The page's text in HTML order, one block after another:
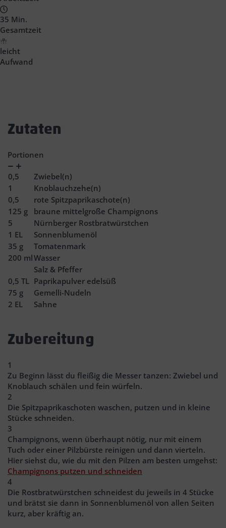
35 Min.
Gesamtzeit
leicht
Aufwand
Zutaten
Portionen
Verringern
Zunahme
0,5
Zwiebel(n)
1
Knoblauchzehe(n)
0,5
rote Spitzpaprikaschote(n)
125 g
braune mittelgroße Champignons
5
Nürnberger Rostbratwürstchen
1 EL
Sonnenblumenöl
35 g
Tomatenmark
200 mlWasser
Salz & Pfeffer
0,5 TL Paprikapulver edelsüß
75 g
Gemelli-Nudeln
2 EL Sahne
Zubereitung
1
Zu Beginn lässt du fleißig die Messer tanzen: Zwiebel und
Knoblauch schälen und fein würfeln.
2
Die Spitzpaprikaschoten waschen, putzen und in kleine
Stücke schneiden.
3
Champignons, wenn überhaupt nötig, nur mit einem
Tuch oder einer Pilzbürste reinigen und dann vierteln.
Hier siehst du, wie du mit den Pilzen am besten umgehst:
Champignons putzen und schneiden
4
Die Rostbratwürstchen schneidest du jeweils in 4 Stücke
und brätst sie dann in Sonnenblumenöl von allen Seiten
kurz, aber kräftig an.